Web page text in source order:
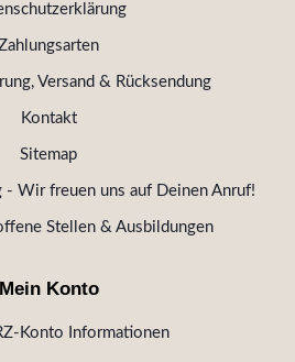
Versand & Rücksendung
Kontakt
Sitemap
- Wir freuen uns auf Deinen Anruf!
Stellen & Ausbildungen
Mein Konto
Konto Informationen